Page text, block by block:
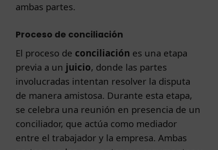
ambas partes.
Proceso de conciliación
El proceso de conciliación es una etapa
previa a un juicio, donde las partes
involucradas intentan resolver la disputa
de manera amistosa. Durante esta etapa,
se celebra una reunión en presencia de un
conciliador, que actúa como mediador
entre el trabajador y la empresa. Ambas